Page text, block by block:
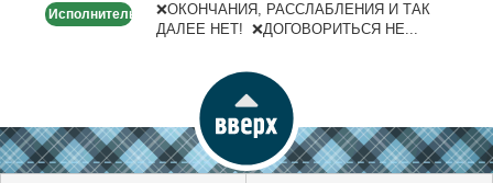
Исполнитель
❌ОКОНЧАНИЯ, РАССЛАБЛЕНИЯ И ТАК
ДАЛЕЕ НЕТ! ❌ДОГОВОРИТЬСЯ НЕ...